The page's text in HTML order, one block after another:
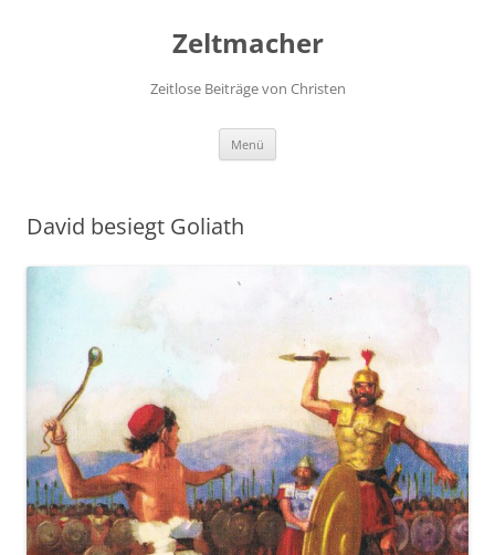
Zeltmacher
Zeitlose Beiträge von Christen
Menü
David besiegt Goliath